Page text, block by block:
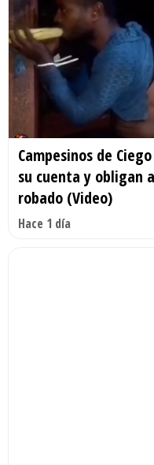
Campesinos de
su cuenta y obligan
robado (Video)
Hace 1 día